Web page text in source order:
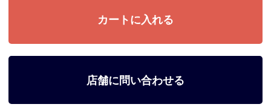
店舗に問い合わせる